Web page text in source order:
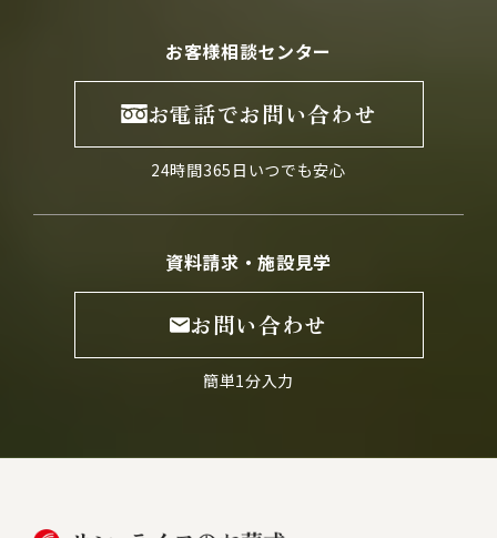
お客様相談センター
お電話でお問い合わせ
24時間365日いつでも安心
資料請求・施設見学
お問い合わせ
簡単1分入力